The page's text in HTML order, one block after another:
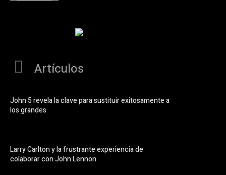
Artículos
John 5 revela la clave para sustituir exitosamente a
los grandes
Larry Carlton y la frustrante experiencia de
colaborar con John Lennon